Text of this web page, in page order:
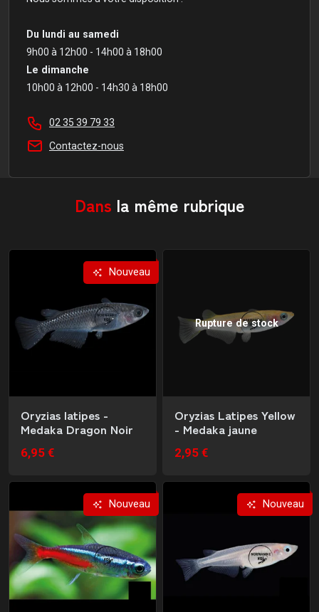
Du lundi au samedi
9h00 à 12h00 - 14h00 à 18h00
Le dimanche
10h00 à 12h00 - 14h30 à 18h00
02 35 39 79 33
Contactez-nous
Dans la même rubrique
Nouveau
Oryzias latipes -
Medaka Dragon Noir
6,95 €
Rupture de stock
Oryzias Latipes Yellow
- Medaka jaune
2,95 €
Nouveau Nouveau